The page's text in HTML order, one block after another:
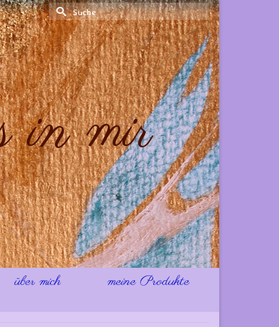
Suche
nach:
in mir
über mich meine Produkte